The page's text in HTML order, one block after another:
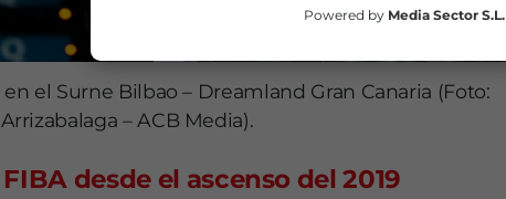
el Surne Bilbao – Dreamland Gran Canaria (Foto:
– ACB Media).
desde el ascenso del 2019
Powered by Media Sector S.L.